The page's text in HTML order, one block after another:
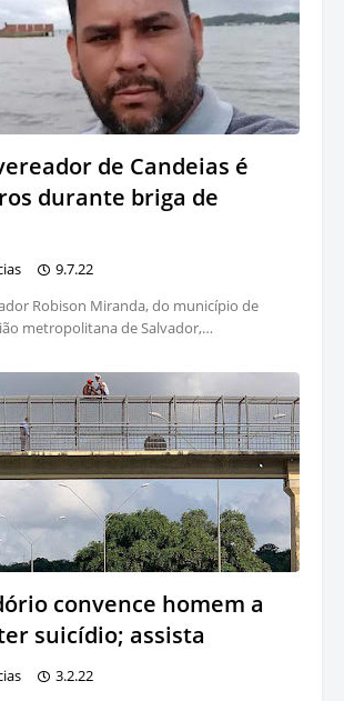
de Candeias é
durante briga de
9.7.22
Robison Miranda, do município de
metropolitana de Salvador,…
convence homem a
suicídio; assista
3.2.22